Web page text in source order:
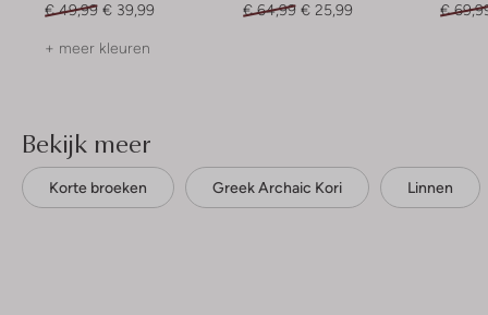
€ 49,99 € 39,99
+ meer kleuren
€ 64,99 € 25,99
€
Bekijk meer
Korte broeken Greek Archaic Kori Linnen